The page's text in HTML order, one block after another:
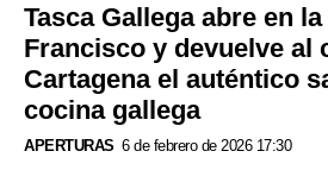
Tasca Gallega abre en
Francisco y devuelve al
Cartagena el auténtico
cocina gallega
APERTURAS 6 de febrero de 2026 17:30